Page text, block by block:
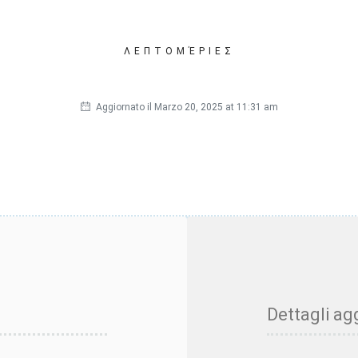
ΛΕΠΤΟΜΈΡΙΕΣ
Aggiornato il Marzo 20, 2025 at 11:31 am
Dettagli